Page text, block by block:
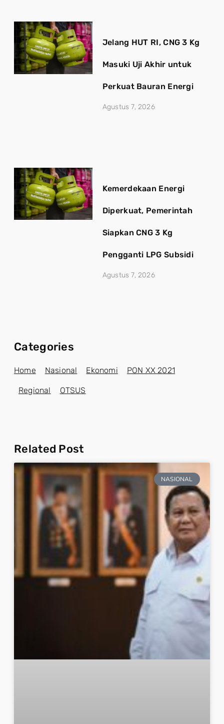
Jelang HUT RI, CNG 3 Kg
Masuki Uji Akhir untuk
Perkuat Bauran Energi
Agustus 7, 2026
Kemerdekaan Energi
Diperkuat, Pemerintah
Siapkan CNG 3 Kg
Pengganti LPG Subsidi
Agustus 7, 2026
Categories
Home Nasional Ekonomi PON XX 2021
Regional OTSUS
Related Post
NASIONAL